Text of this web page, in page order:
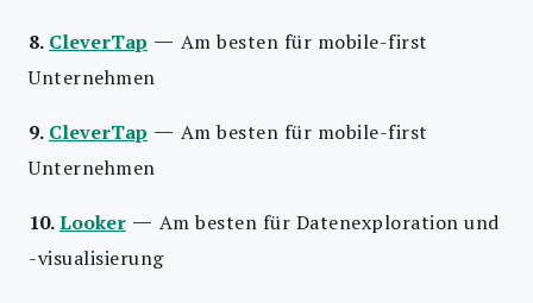
8. CleverTap — Am besten für mobile-first
Unternehmen
9. CleverTap — Am besten für mobile-first
Unternehmen
10.Looker — Am besten für Datenexploration und
-visualisierung